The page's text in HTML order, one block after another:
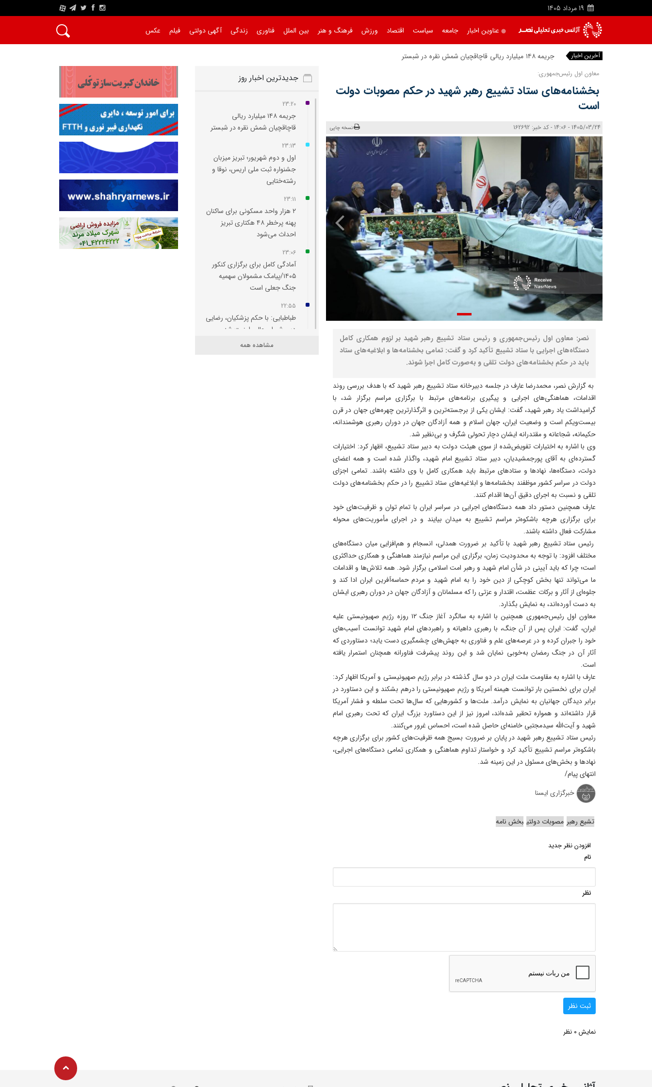
19 مرداد 1405
A
عناوین اخبار جامعه سیاست اقتصاد ورزش فرهنگ و هنر بین الملل فناوری زندگی آگهی دولتی فیلم عکس
آخرین اخبار جریمه ۱۴۸ میلیارد ریالی قاچاقچیان شمش نقره در شبستر
معاون اول رئیس‌جمهوری:
بخشنامه‌های ستاد تشییع رهبر شهید در حکم مصوبات دولت
است
1405/03/24 - 14:06 - کد خبر: 162692 نسخه چاپی
نصر: معاون اول رئیس‌جمهوری و رئیس ستاد تشییع رهبر شهید بر لزوم همکاری کامل
دستگاه‌های اجرایی با ستاد تشییع تأکید کرد و گفت: تمامی بخشنامه‌ها و ابلاغیه‌های ستاد
باید در حکم بخشنامه‌های دولت تلقی و به‌صورت کامل اجرا شوند.
به گزارش نصر، محمدرضا عارف در جلسه دبیرخانه ستاد تشییع رهبر شهید که با هدف بررسی روند
اقدامات، هماهنگی‌های اجرایی و پیگیری برنامه‌های مرتبط با برگزاری مراسم برگزار شد، با
گرامیداشت یاد رهبر شهید، گفت: ایشان یکی از برجسته‌ترین و اثرگذارترین چهره‌های جهان در قرن
بیست‌ویکم است و وضعیت ایران، جهان اسلام و همه آزادگان جهان در دوران رهبری هوشمندانه،
حکیمانه، شجاعانه و مقتدرانه ایشان دچار تحولی شگرف و بی‌نظیر شد.
وی با اشاره به اختیارات تفویض‌شده از سوی هیئت دولت به دبیر ستاد تشییع، اظهار کرد: اختیارات
گسترده‌ای به آقای پورجمشیدیان، دبیر ستاد تشییع امام شهید، واگذار شده است و همه اعضای
دولت، دستگاه‌ها، نهادها و ستادهای مرتبط باید همکاری کامل با وی داشته باشند. تمامی اجزای
دولت در سراسر کشور موظفند بخشنامه‌ها و ابلاغیه‌های ستاد تشییع را در حکم بخشنامه‌های دولت
تلقی و نسبت به اجرای دقیق آن‌ها اقدام کنند.
عارف همچنین دستور داد همه دستگاه‌های اجرایی در سراسر ایران با تمام توان و ظرفیت‌های خود
برای برگزاری هرچه باشکوه‌تر مراسم تشییع به میدان بیایند و در اجرای مأموریت‌های محوله
مشارکت فعال داشته باشند.
رئیس ستاد تشییع رهبر شهید با تأکید بر ضرورت همدلی، انسجام و هم‌افزایی میان دستگاه‌های
مختلف افزود: با توجه به محدودیت زمان، برگزاری این مراسم نیازمند هماهنگی و همکاری حداکثری
است؛ چرا که باید آیینی در شأن امام شهید و رهبر امت اسلامی برگزار شود. همه تلاش‌ها و اقدامات
ما می‌تواند تنها بخش کوچکی از دین خود را به امام شهید و مردم حماسه‌آفرین ایران ادا کند و
جلوه‌ای از آثار و برکات عظمت، اقتدار و عزتی را که مسلمانان و آزادگان جهان در دوران رهبری ایشان
به دست آورده‌اند، به نمایش بگذارد.
معاون اول رئیس‌جمهوری همچنین با اشاره به سالگرد آغاز جنگ ۱۲ روزه رژیم صهیونیستی علیه
ایران، گفت: ایران پس از آن جنگ، با رهبری داهیانه و راهبردهای امام شهید توانست آسیب‌های
خود را جبران کرده و در عرصه‌های علم و فناوری به جهش‌های چشمگیری دست یابد؛ دستاوردی که
آثار آن در جنگ رمضان به‌خوبی نمایان شد و این روند پیشرفت فناورانه همچنان استمرار یافته
است.
عارف با اشاره به مقاومت ملت ایران در دو سال گذشته در برابر رژیم صهیونیستی و آمریکا اظهار کرد:
ایران برای نخستین بار توانست هیمنه آمریکا و رژیم صهیونیستی را درهم بشکند و این دستاورد در
برابر دیدگان جهانیان به نمایش درآمد. ملت‌ها و کشورهایی که سال‌ها تحت سلطه و فشار آمریکا
قرار داشته‌اند و همواره تحقیر شده‌اند، امروز نیز از این دستاورد بزرگ ایران که تحت رهبری امام
شهید و آیت‌الله سیدمجتبی خامنه‌ای حاصل شده است، احساس غرور می‌کنند.
رئیس ستاد تشییع رهبر شهید در پایان بر ضرورت بسیج همه ظرفیت‌های کشور برای برگزاری هرچه
باشکوه‌تر مراسم تشییع تأکید کرد و خواستار تداوم هماهنگی و همکاری تمامی دستگاه‌های اجرایی،
نهادها و بخش‌های مسئول در این زمینه شد.
انتهای پیام/
خبرگزاری ایسنا
تشیع رهبر مصوبات دولتی بخش نامه
افزودن نظر جدید
نام
نظر
ثبت نظر
نمایش 0 نظر
جدیدترین اخبار روز
23:20
جریمه ۱۴۸ میلیارد ریالی
قاچاقچیان شمش نقره در شبستر
23:13
اول و دوم شهریور؛ تبریز میزبان
جشنواره ثبت ملی اریس، نوقا و
رشته‌ختایی
23:11
۲ هزار واحد مسکونی برای ساکنان
پهنه پرخطر ۴۸ هکتاری تبریز
احداث می‌شود
23:06
آمادگی کامل برای برگزاری کنکور
۱۴۰۵/پیامک مشمولان سهمیه
جنگ جعلی است
22:55
طباطبایی: با حکم پزشکیان، رضایی
دبیر شورای عالی امنیت شد
مشاهده همه